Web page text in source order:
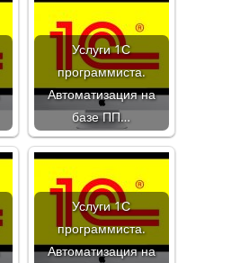
Услуги 1С
программиста.
Автоматизация на
базе ПП…
Услуги 1С
программиста.
Автоматизация на